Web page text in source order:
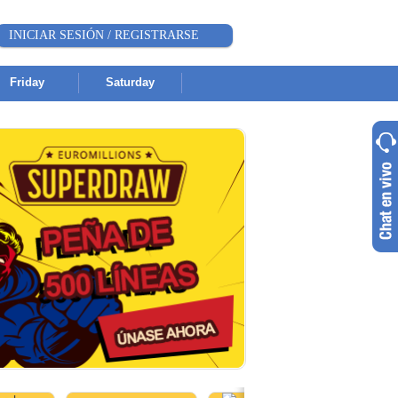
INICIAR SESIÓN / REGISTRARSE
Friday Saturday